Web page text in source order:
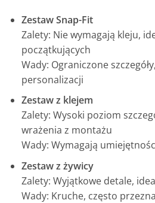
Zestaw Snap-Fit
Zalety: Nie wymagają kleju,
początkujących
Wady: Ograniczone
personalizacji
Zestaw z klejem
Zalety: Wysoki poziom
wrażenia z montażu
Wady: Wymagają
Zestaw z żywicy
Zalety: Wyjątkowe detale,
Wady: Kruche, często